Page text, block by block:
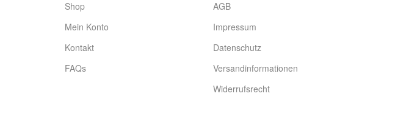
Shop
Mein Konto
Kontakt
FAQs
AGB
Impressum
Datenschutz
Versandinformationen
Widerrufsrecht